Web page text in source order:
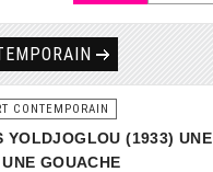
CONTEMPORAIN
YOLDJOGLOU (1933) UNE
GOUACHE